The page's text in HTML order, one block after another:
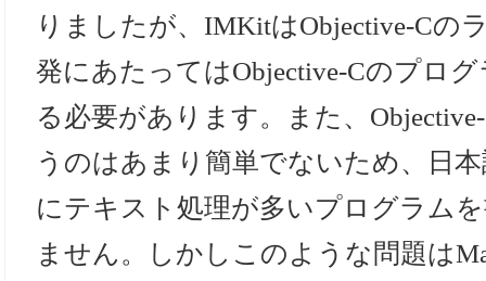
りましたが、IMKitはObjective-Cの
発にあたってはObjective-Cのプロ
る必要があります。また、
うのはあまり簡単でないため、日
にテキスト処理が多いプログラム
ません。しかしこのような問題は